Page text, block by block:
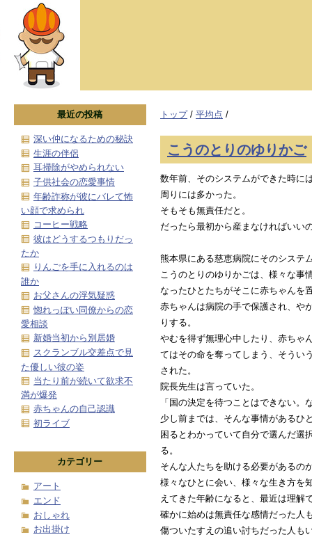
トップ/ 平均点 /
こうのとりのゆりかご
数年前、そのシステムができた時に
周りには多かった。
そもそも無責任だと。
だったら最初から産まなければいい
熊本県にある慈恵病院にそのシステ
こうのとりのゆりかごは、様々な事
なったひとたちがそこに赤ちゃんを
赤ちゃんは病院の手で保護され、や
りする。
やむを得ず無理心中したり、赤ちゃ
てはその命を奪ってしまう、そうい
された。
院長先生は言っていた。
「国の決定を待つことはできない。
少し前までは、そんな事情があるひ
困るとわかっていて自分で選んだ選
る。
そんな人たちを助ける必要があるの
様々なひとに会い、様々な生き方を
えてきた年齢になると、最近は理解
確かに始めは無責任な感情だった人
傷ついたすえの追い討ちだった人も
最近の投稿
深い仲になるための秘訣
生涯の伴侶
耳掃除がやめられない
子供社会の恋愛事情
年齢詐称が彼にバレて怖
い顔で求められ
コーヒー戦略
彼はどうするつもりだっ
たか
りんごを手に入れるのは
誰か
お父さんの浮気疑惑
惚れっぽい同僚からの恋
愛相談
新婚当初から別居婚
スクランブル交差点で見
た優しい彼の姿
当たり前が続いて欲求不
満が爆発
赤ちゃんの自己認識
初ライブ
カテゴリー
アート
エンド
おしゃれ
お出掛け